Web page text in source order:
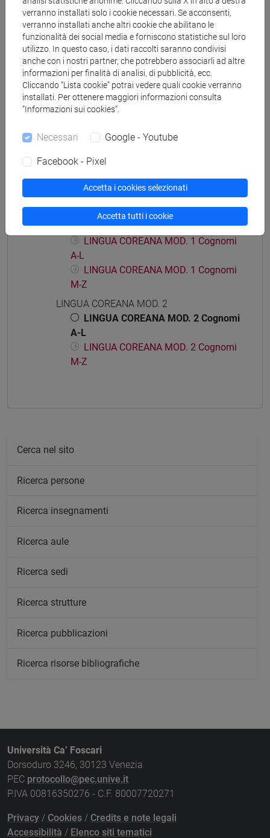
[LT40] LINGUE, CULTURE E SOCIETÀ DELL'ASIA
E DELL'AFRICA MEDITERRANEA - Laurea
cina/giappone
Mutua da
Struttura generale dell'insegnamento
LINGUA COREANA
LINGUA COREANA MOD. 1
LINGUA COREANA MOD. 1 Cognomi
A-L
LINGUA COREANA MOD. 1 Cognomi
M-Z
LINGUA COREANA MOD. 2
LINGUA COREANA MOD. 2 Cognomi
A-L
LINGUA COREANA MOD. 2 Cognomi
M-Z
Cerca nel sito
Ricerca persone
Ricerca insegnamenti
Ricerca aule
Ricerca sedi
Ricerca strutture
Ricerca pubblicazioni
Ricerca risorse bibliografiche
Università Ca’ Foscari
Dorsoduro 3246, 30123 Venezia
PEC protocollo@pec.unive.it
P.IVA 00816350276 - C.F. 80007720271
Privacy / Cookies / Credits e note legali
Accessibilità / Elenco siti tematici
verranno installati solo i cookie necessari. Se acconsenti,
verranno installati anche altri cookie che abilitano le
funzionalità dei social media e forniscono statistiche sul loro
utilizzo. In questo caso, i dati raccolti saranno condivisi
anche con i nostri partner, che potrebbero associarli ad altre
informazioni per finalità di analisi, di pubblicità, ecc.
Cliccando “Lista cookie” potrai vedere quali cookie verranno
installati. Per ottenere maggiori informazioni consulta
“Informazioni sui cookies”.
Necessari Google - Youtube
Facebook - Pixel
Accetta i cookies selezionati
Accetta tutti i cookie